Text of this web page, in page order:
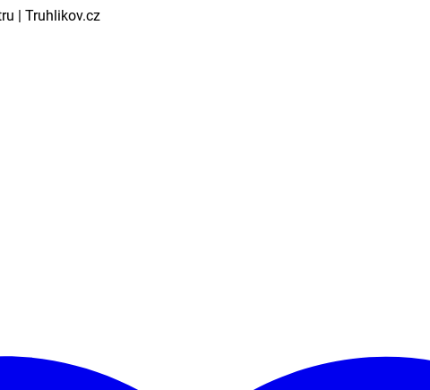
| Truhlikov.cz